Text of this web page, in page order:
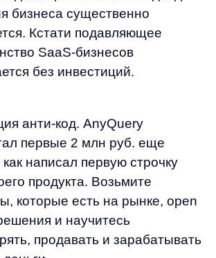
продукта. Возьмите
которые есть на рынке, open
и научитесь
продавать и зарабатывать
классические подходы для
девелопмент, MVP,
маркет фита) работают
использует подход
Sellable Insight). 5%
продукта
вашему клиенту какой-
режиме можно